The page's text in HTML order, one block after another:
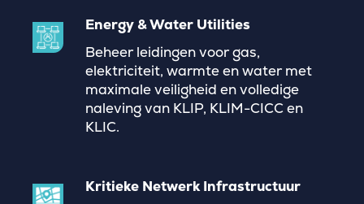
Energy & Water Utilities
Beheer leidingen voor gas,
elektriciteit, warmte en water met
maximale veiligheid en volledige
naleving van KLIP, KLIM-CICC en
KLIC.
Kritieke Netwerk Infrastructuur